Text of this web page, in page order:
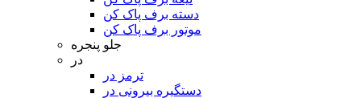
دسته برف پاک کن
موتور برف پاک کن
جلو پنجره
در
ترمز در
دستگیره بیرونی در